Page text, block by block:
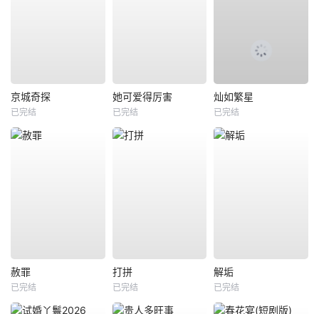
京城奇探
已完结
她可爱得厉害
已完结
灿如繁星
已完结
赦罪
已完结
打拼
已完结
解垢
已完结